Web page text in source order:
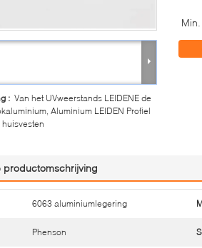
: Van het UVweerstands LEIDENE de
Aluminium LEIDEN Profiel
huisvesten
productomschrijving
6063 aluminiumlegering
Phenson